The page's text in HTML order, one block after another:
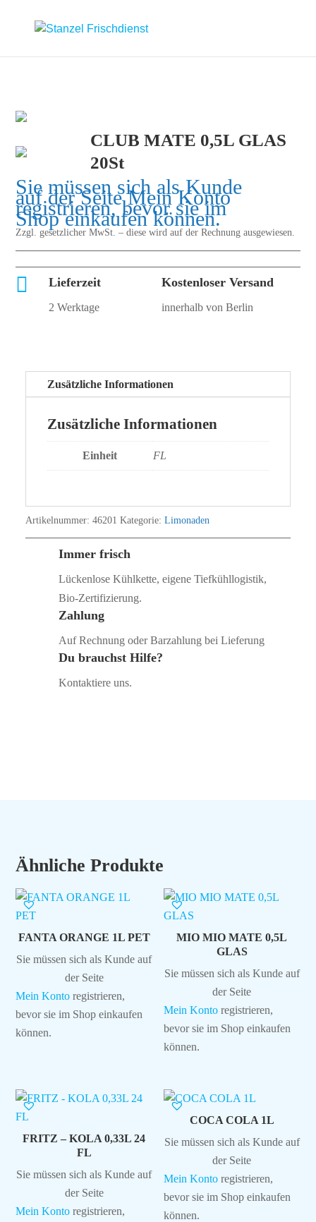
CLUB MATE 0,5L GLAS
20St
Sie müssen sich als Kunde
auf der SeiteMein Konto
registrieren, bevor sie im
Shop einkaufen können.
Zzgl. gesetzlicher MwSt. – diese wird auf der Rechnung ausgewiesen.
 Lieferzeit
2 Werktage
Kostenloser Versand
innerhalb von Berlin
Zusätzliche Informationen
Zusätzliche Informationen
Einheit FL
Artikelnummer: 46201 Kategorie: Limonaden
Immer frisch
Lückenlose Kühlkette, eigene Tiefkühllogistik,
Bio‑Zertifizierung.
Zahlung
Auf Rechnung oder Barzahlung bei Lieferung
Du brauchst Hilfe?
Kontaktiere uns.
Ähnliche Produkte
FANTA ORANGE 1L PET
Sie müssen sich als Kunde auf
der Seite
Mein Konto registrieren,
bevor sie im Shop einkaufen
können.
MIO MIO MATE 0,5L
GLAS
Sie müssen sich als Kunde auf
der Seite
Mein Konto registrieren,
bevor sie im Shop einkaufen
können.
FRITZ – KOLA 0,33L 24
FL
Sie müssen sich als Kunde auf
der Seite
Mein Konto registrieren,
COCA COLA 1L
Sie müssen sich als Kunde auf
der Seite
Mein Konto registrieren,
bevor sie im Shop einkaufen
können.